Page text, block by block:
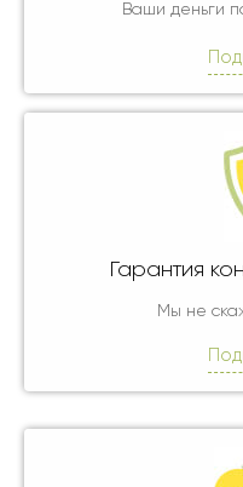
Ваши деньги
Гарантия
Мы не